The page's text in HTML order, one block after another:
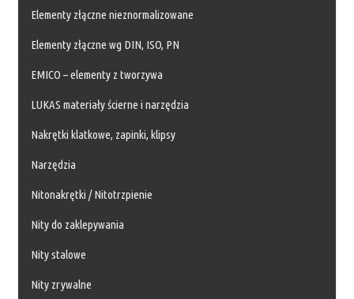
Elementy złączne nieznormalizowane
Elementy złączne wg DIN, ISO, PN
EMICO – elementy z tworzywa
LUKAS materiały ścierne i narzędzia
Nakrętki klatkowe, zapinki, klipsy
Narzędzia
Nitonakrętki / Nitotrzpienie
Nity do zaklepywania
Nity stalowe
Nity zrywalne